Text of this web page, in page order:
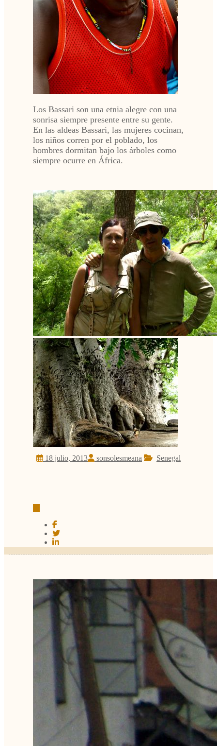
Los Bassari son una etnia alegre con una
sonrisa siempre presente entre su gente.
En las aldeas Bassari, las mujeres cocinan,
los niños corren por el poblado, los
hombres dormitan bajo los árboles como
siempre ocurre en África.
18 julio, 2013 sonsolesmeana Senegal